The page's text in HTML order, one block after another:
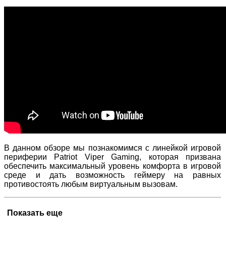
В данном обзоре мы познакомимся с линейкой игровой
периферии Patriot Viper Gaming, которая призвана
обеспечить максимальный уровень комфорта в игровой
среде и дать возможность геймеру на равных
противостоять любым виртуальным вызовам.
Показать еще